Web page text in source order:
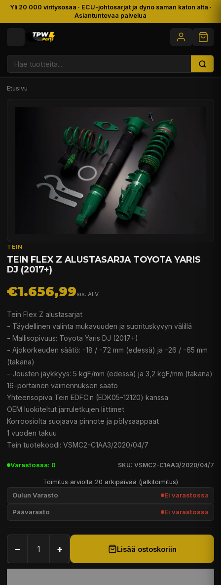
Yli 20 000 viritysosaa · ECU-johtosarjat ja dyno saman katon alta ·
Asiantuntevaa palvelua
Etusivu
TEIN
TEIN FLEX Z ALUSTASARJA TOYOTA YARIS
DJ (2017+)
€1.656,99sis. ALV
Tein Flex Z alustasarjat
- Täydellinen valinta mukavuuden ja suorituskyvyn välillä
- Mallisopivuus: Toyota Yaris DJ (2017+)
- Ajokorkeuden säätö: -18 / -72 mm (edessä) ja -26 / -65 mm
(takana)
- Jousten jäykkyys: 5 kgF/mm (edessä) ja 3,2 kgF/mm (takana)
16-portainen vaimennuksen säätö
Yhteensopiva Tein EDFC:n (EDK05-12120) kanssa
OEM luokiteltut jarruletkujen liittimet
Korroosiolta suojaava pinnote ja pölysaappaat
1 vuoden takuu
Tein tuotekoodi: VSMC2-C1AA3/2020/04/7
Varastossa: 0 SKU: VSMC2-C1AA3/2020/04/7
Toimitus arviolta 20 arkipäivää (jälkitoimitus)
Oulun Varasto Ei varastossa
Päävarasto Ei varastossa
− + Lisää ostoskoriin